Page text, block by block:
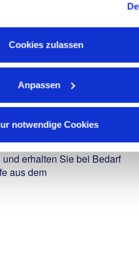
Cookies zulassen
Anpassen
notwendige Cookies
Mentoringprogramme)
und
Netzwerk der SPIE)
Bei erfolgreicher
Mitarbeitenden-
Spenden Sie den Rest-Cent
erhalten Sie bei Bedarf
aus dem